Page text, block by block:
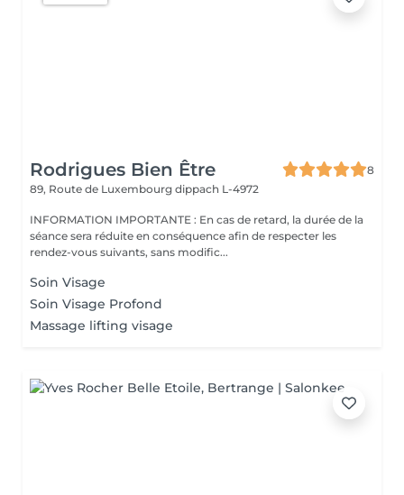
Rodrigues Bien Être
8
89, Route de Luxembourg dippach L-4972
INFORMATION IMPORTANTE : En cas de retard, la durée de la
séance sera réduite en conséquence afin de respecter les
rendez-vous suivants, sans modific...
Soin Visage
Soin Visage Profond
Massage lifting visage